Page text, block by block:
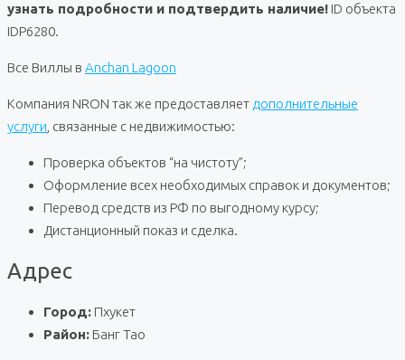
узнать подробности и подтвердить наличие! ID объекта
IDP6280.
Все Виллы в Anchan Lagoon
Компания NRON так же предоставляет дополнительные
услуги , связанные с недвижимостью:
Проверка объектов “на чистоту”;
Оформление всех необходимых справок и документов;
Перевод средств из РФ по выгодному курсу;
Дистанционный показ и сделка.
Адрес
Город: Пхукет
Район: Банг Тао